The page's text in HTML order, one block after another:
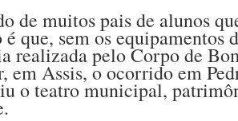
de muitos pais de alunos
que, sem os equipamentos
realizada pelo Corpo de
em Assis, o ocorrido em
o teatro municipal,